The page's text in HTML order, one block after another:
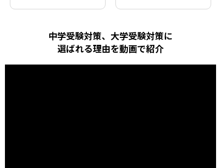
中学受験対策、大学受験対策に
選ばれる理由を動画で紹介